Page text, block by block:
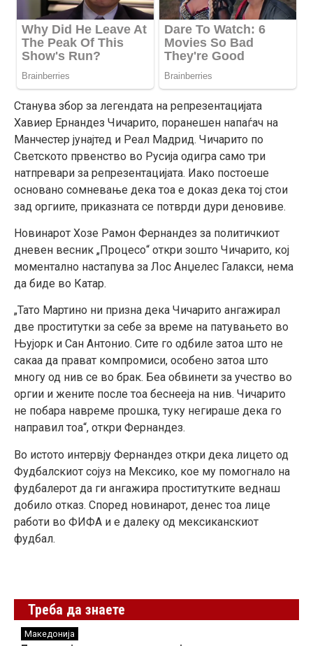
Станува збор за легендата на репрезентацијата
Хавиер Ернандез Чичарито, поранешен напаѓач на
Манчестер јунајтед и Реал Мадрид. Чичарито по
Светското првенство во Русија одигра само три
натпревари за репрезентацијата. Иако постоеше
основано сомневање дека тоа е доказ дека тој стои
зад оргиите, приказната се потврди дури деновиве.
Новинарот Хозе Рамон Фернандез за политичкиот
дневен весник „Процесо“ откри зошто Чичарито, кој
моментално настапува за Лос Анџелес Галакси, нема
да биде во Катар.
„Тато Мартино ни призна дека Чичарито ангажирал
две проститутки за себе за време на патувањето во
Њујорк и Сан Антонио. Сите го одбиле затоа што не
сакаа да прават компромиси, особено затоа што
многу од нив се во брак. Беа обвинети за учество во
оргии и жените после тоа беснееја на нив. Чичарито
не побара навреме прошка, туку негираше дека го
направил тоа“, откри Фернандез.
Во истото интервју Фернандез откри дека лицето од
Фудбалскиот сојуз на Мексико, кое му помогнало на
фудбалерот да ги ангажира проститутките веднаш
добило отказ. Според новинарот, денес тоа лице
работи во ФИФА и е далеку од мексиканскиот
фудбал.
Треба да знаете
Македонија